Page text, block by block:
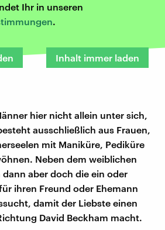
Ihr in unseren
.
Inhalt immer laden
hier nicht allein unter sich,
ausschließlich aus Frauen,
mit Maniküre, Pediküre
Neben dem weiblichen
aber doch die ein oder
ihren Freund oder Ehemann
damit der Liebste einen
David Beckham macht.